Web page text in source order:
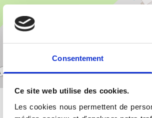
Consentement
Ce site web utilise des cookies.
Les cookies nous permettent de